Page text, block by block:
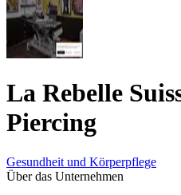
La Rebelle
Piercing
Gesundheit und Körperpflege
Über das Unternehmen